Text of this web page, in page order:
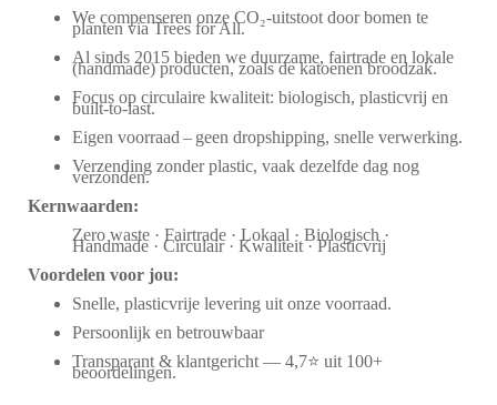
We compenseren onze CO₂-uitstoot door bomen te
planten via Trees for All.
Al sinds 2015 bieden we duurzame, fairtrade en lokale
(handmade) producten, zoals de katoenen broodzak.
Focus op circulaire kwaliteit: biologisch, plasticvrij en
built-to-last.
Eigen voorraad – geen dropshipping, snelle verwerking.
Verzending zonder plastic, vaak dezelfde dag nog
verzonden.
Kernwaarden:
Zero waste · Fairtrade · Lokaal · Biologisch ·
Handmade · Circulair · Kwaliteit · Plasticvrij
Voordelen voor jou:
Snelle, plasticvrije levering uit onze voorraad.
Persoonlijk en betrouwbaar
Transparant & klantgericht — 4,7⭐ uit 100+
beoordelingen.